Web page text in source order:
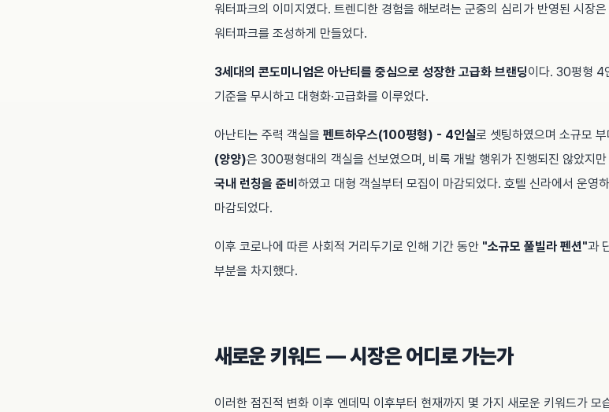
워터파크의 이미지였다. 트렌디한 경험을 해보려는 군중의 심리가 반영된 시장
워터파크를 조성하게 만들었다.
3세대의 콘도미니엄은 아난티를 중심으로 성장한 고급화 브랜딩이다. 30평형 4
기준을 무시하고 대형화·고급화를 이루었다.
아난티는 주력 객실을 펜트하우스(100평형) - 4인실로 셋팅하였으며 소규모
(양양)은 300평형대의 객실을 선보였으며, 비록 개발 행위가 진행되진 않았지
국내 런칭을 준비 하였고 대형 객실부터 모집이 마감되었다. 호텔 신라에서 운영
마감되었다.
이후 코로나에 따른 사회적 거리두기로 인해 기간 동안 "소규모 풀빌라 펜션"과
부분을 차지했다.
새로운 키워드 — 시장은 어디로 가는가
이러한 점진적 변화 이후 엔데믹 이후부터 현재까지 몇 가지 새로운 키워드가 모